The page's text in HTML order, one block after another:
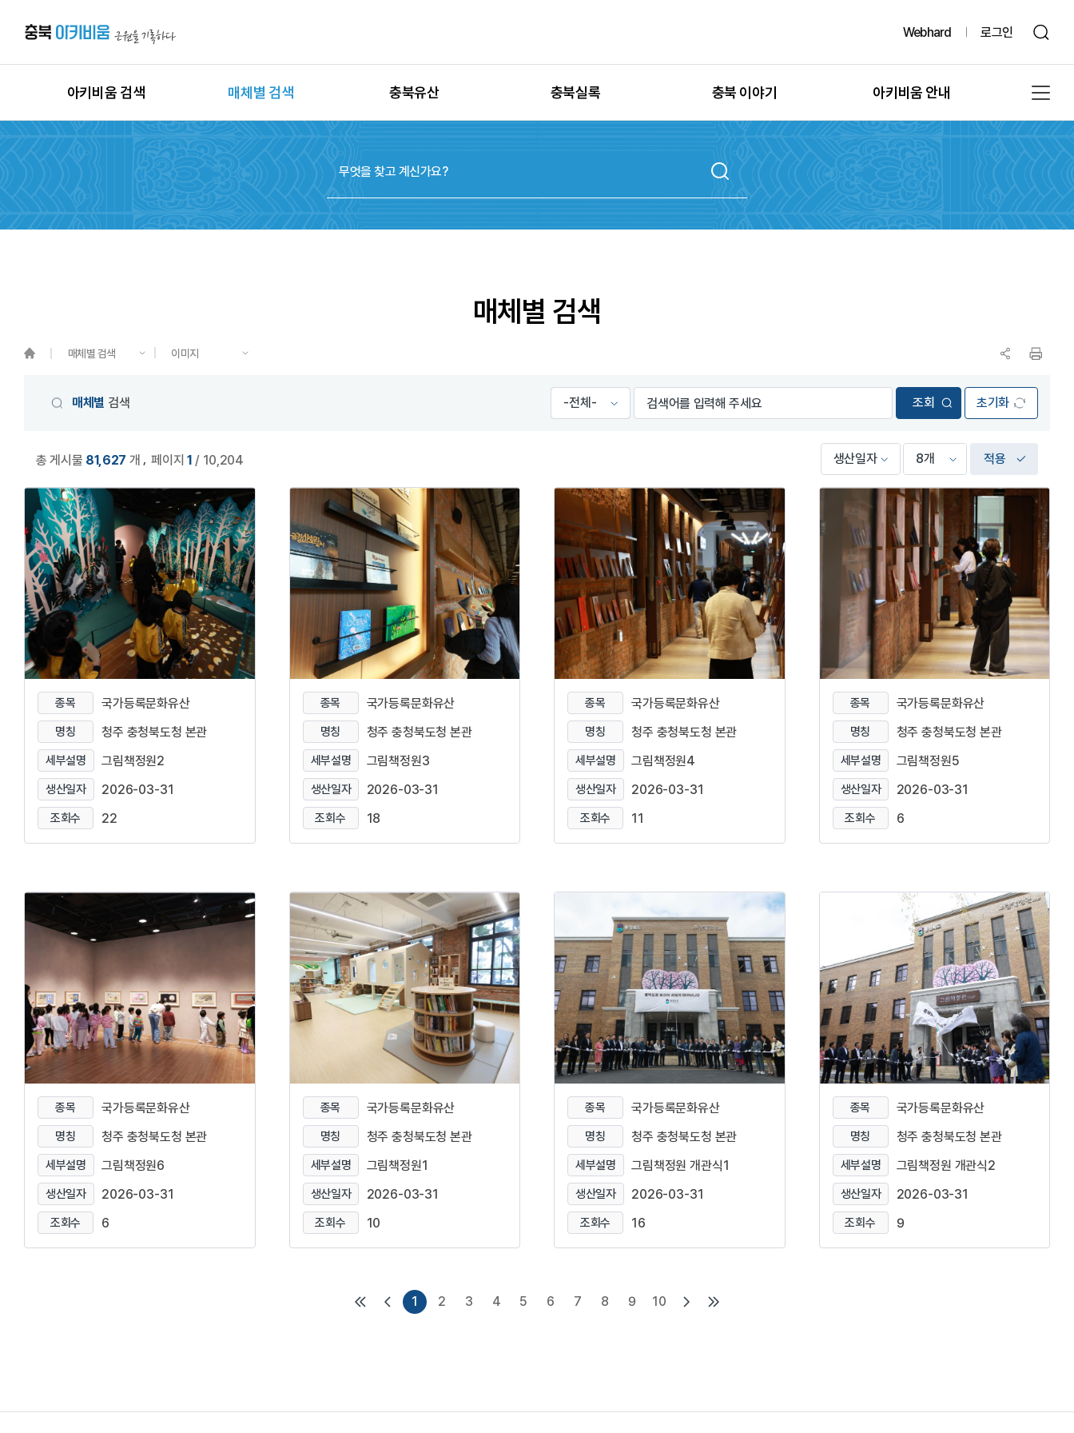
Webhard 로그인
아키비움 검색
상세검색
지역별 검색
시대별 검색
매체별 검색
이미지
동영상
음원
충북유산
유산별 보수정비
충북실록 충북 이야기
그때, 그 시절의 충북
또 다른 기록, 발굴
문화유산의 과거여행
아키비움 안내
공지사항
아키비움 소개
이용방법
매체별 검색
매체별 검색 이미지
매체별 검색 초기화
총 게시물 81,627 개 ,페이지 1 / 10,204 적용
종목 국가등록문화유산
명칭 청주 충청북도청 본관
세부설명 그림책정원2
생산일자 2026-03-31
조회수 22
종목 국가등록문화유산
명칭 청주 충청북도청 본관
세부설명 그림책정원3
생산일자 2026-03-31
조회수 18
종목 국가등록문화유산
명칭 청주 충청북도청 본관
세부설명 그림책정원4
생산일자 2026-03-31
조회수 11
종목 국가등록문화유산
명칭 청주 충청북도청 본관
세부설명 그림책정원5
생산일자 2026-03-31
조회수 6
종목 국가등록문화유산
명칭 청주 충청북도청 본관
세부설명 그림책정원6
생산일자 2026-03-31
조회수 6
종목 국가등록문화유산
명칭 청주 충청북도청 본관
세부설명 그림책정원1
생산일자 2026-03-31
조회수 10
종목 국가등록문화유산
명칭 청주 충청북도청 본관
세부설명 그림책정원 개관식1
생산일자 2026-03-31
조회수 16
종목 국가등록문화유산
명칭 청주 충청북도청 본관
세부설명 그림책정원 개관식2
생산일자 2026-03-31
조회수 9
1 2 3 4 5 6 7 8 9 10